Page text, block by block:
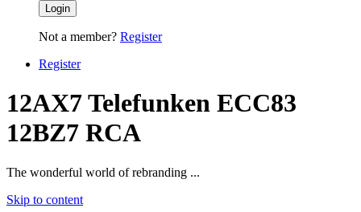
Login
Not a member? Register
Register
12AX7 Telefunken ECC83
12BZ7 RCA
The wonderful world of rebranding ...
Skip to content